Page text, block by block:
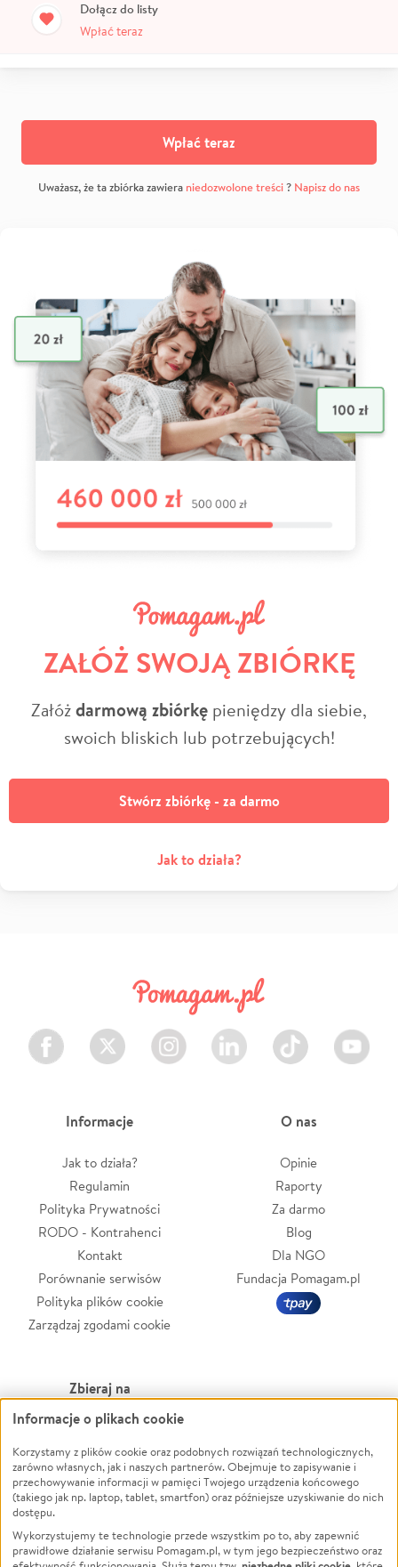
Dołącz do listy
Wpłać teraz
Wpłać teraz
Uważasz, że ta zbiórka zawiera niedozwolone treści? Napisz do nas
ZAŁÓŻ SWOJĄ ZBIÓRKĘ
Załóżdarmową zbiórkę pieniędzy dla siebie,
swoich bliskich lub potrzebujących!
Stwórz zbiórkę - za darmo
Jak to działa?
Facebook Twitter Instagram LinkedIn TikTok Youtube
Informacje
Jak to działa?
Regulamin
Polityka Prywatności
RODO - Kontrahenci
Kontakt
Porównanie serwisów
Polityka plików cookie
Zarządzaj zgodami cookie
O nas
Opinie
Raporty
Za darmo
Blog
Dla NGO
Fundacja Pomagam.pl
Zbieraj na
Leczenie
Zwierzęta
Pożar
Ukraina
Pomoc Finansowa
Powódź
Wichura
NGO
Edukacja
Informacje o plikach cookie
Korzystamy z plików cookie oraz podobnych rozwiązań technologicznych,
zarówno własnych, jak i naszych partnerów. Obejmuje to zapisywanie i
przechowywanie informacji w pamięci Twojego urządzenia końcowego
(takiego jak np. laptop, tablet, smartfon) oraz późniejsze uzyskiwanie do nich
dostępu.
Wykorzystujemy te technologie przede wszystkim po to, aby zapewnić
prawidłowe działanie serwisu Pomagam.pl, w tym jego bezpieczeństwo oraz